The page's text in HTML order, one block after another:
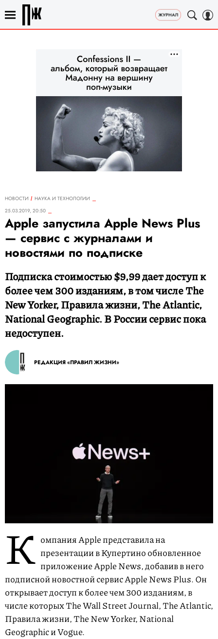
НОВОСТИ
НАУКА И ТЕХНОЛОГИИ
25.03.2019, 20:50
Apple запустила Apple News Plus
— сервис с журналами и
новостями по подписке
Подписка стоимостью $9,99 дает доступ к
более чем 300 изданиям, в том числе The
New Yorker, Правила жизни, The Atlantic,
National Geographic. В России сервис пока
недоступен.
РЕДАКЦИЯ «ПРАВИЛ ЖИЗНИ»
К омпания Apple представила на
презентации в Купертино обновленное
приложение Apple News, добавив в него
подписной новостной сервис Apple News Plus. Он
открывает доступ к более чем 300 изданиям, в
числе которых The Wall Street Journal, The Atlantic,
Правила жизни, The New Yorker, National
Geographic и Vogue.